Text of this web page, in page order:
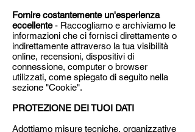
Fornire costantemente un'esperienza
eccellente- Raccogliamo e archiviamo le
informazioni che ci fornisci direttamente o
indirettamente attraverso la tua visibilità
online, recensioni, dispositivi di
connessione, computer o browser
utilizzati, come spiegato di seguito nella
sezione "Cookie".
PROTEZIONE DEI TUOI DATI
Adottiamo misure tecniche, organizzative